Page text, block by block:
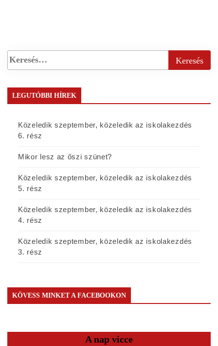
LEGUTÓBBI HÍREK
Közeledik szeptember, közeledik az iskolakezdés
6. rész
Mikor lesz az őszi szünet?
Közeledik szeptember, közeledik az iskolakezdés
5. rész
Közeledik szeptember, közeledik az iskolakezdés
4. rész
Közeledik szeptember, közeledik az iskolakezdés
3. rész
KÖVESS MINKET A FACEBOOKON
A nap vicce